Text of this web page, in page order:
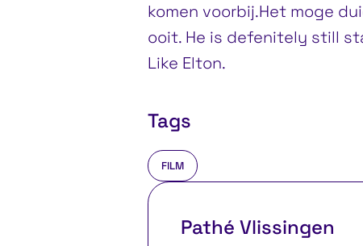
komen voorbij.Het moge
ooit. He is defenitely still
Like Elton.
Tags
FILM
Pathé Vlissingen